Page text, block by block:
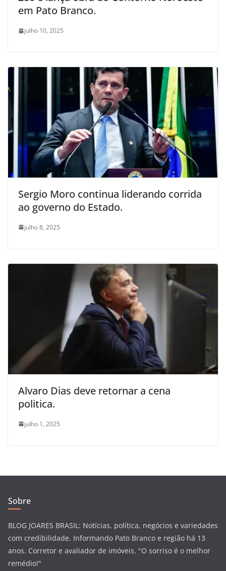
em Pato Branco.
julho 10, 2025
Sergio Moro continua liderando corrida
ao governo do Estado.
julho 8, 2025
Alvaro Dias deve retornar a cena
politica.
julho 1, 2025
Sobre
BLOG JOARES BRASIL: Notícias, política, negócios e variedades
com credibilidade. Informando Pato Branco e região há 13
anos. Corretor e avaliador de imóveis. "O sorriso é o melhor
remédio!"